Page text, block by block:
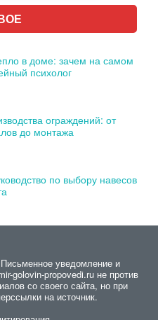
в доме: зачем на самом
психолог
ограждений: от
до монтажа
по выбору навесов
уведомление и
golovin-propovedi.ru не против
со своего сайта, но при
на источник.